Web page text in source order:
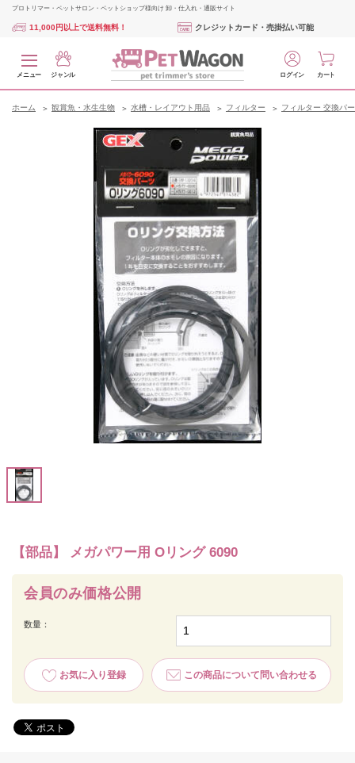
プロトリマー・ペットサロン・ペットショップ様向け 卸・仕入れ・通販サイト
11,000円以上で送料無料！ クレジットカード・売掛払い可能
メニュー ジャンル ログイン カート
ホーム 観賞魚・水生生物 水槽・レイアウト用品 フィルター フィルター 交換パ
【部品】 メガパワー用 Oリング 6090
会員のみ価格公開
数量：
お気に入り登録 この商品について問い合わせる